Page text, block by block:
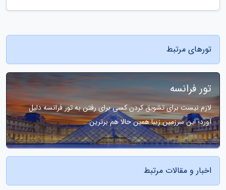
تورهای مرتبط
تور فرانسه
لازم نیست برای تشویق کردن کسی برای رفتن به تور فرانسه دلیل
آورد؛ این سرزمین زیبا همین حالا هم برترین...
اخبار و مقالات مرتبط